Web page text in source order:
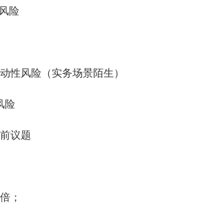
险
性风险（实务场景陌生）
险
议题
；